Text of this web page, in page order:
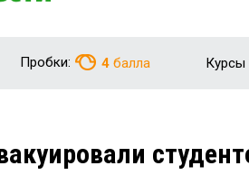
Пробки: 4 балла